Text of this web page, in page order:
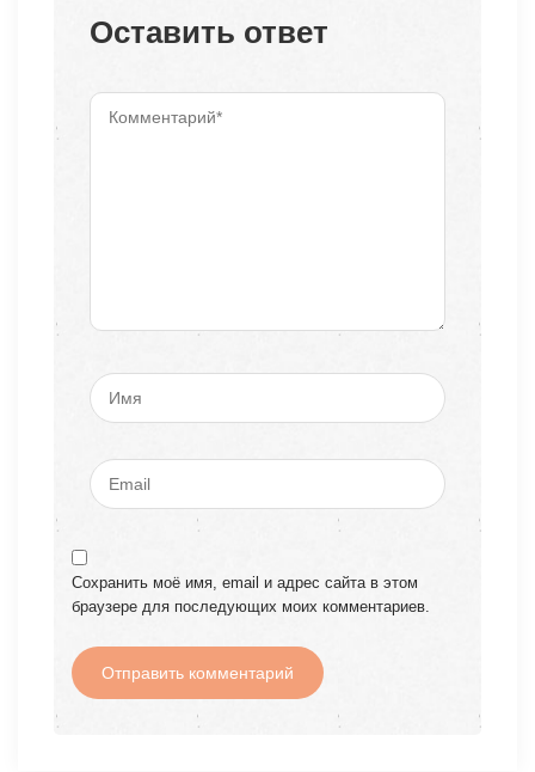
Оставить ответ
Сохранить моё имя, email и адрес сайта в этом
браузере для последующих моих комментариев.